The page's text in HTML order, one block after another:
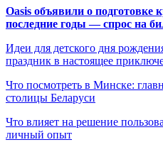
Oasis объявили о подготовке
последние годы — спрос на
Идеи для детского дня
праздник в настоящее
Что посмотреть в Минске:
столицы Беларуси
Что влияет на решение
личный опыт